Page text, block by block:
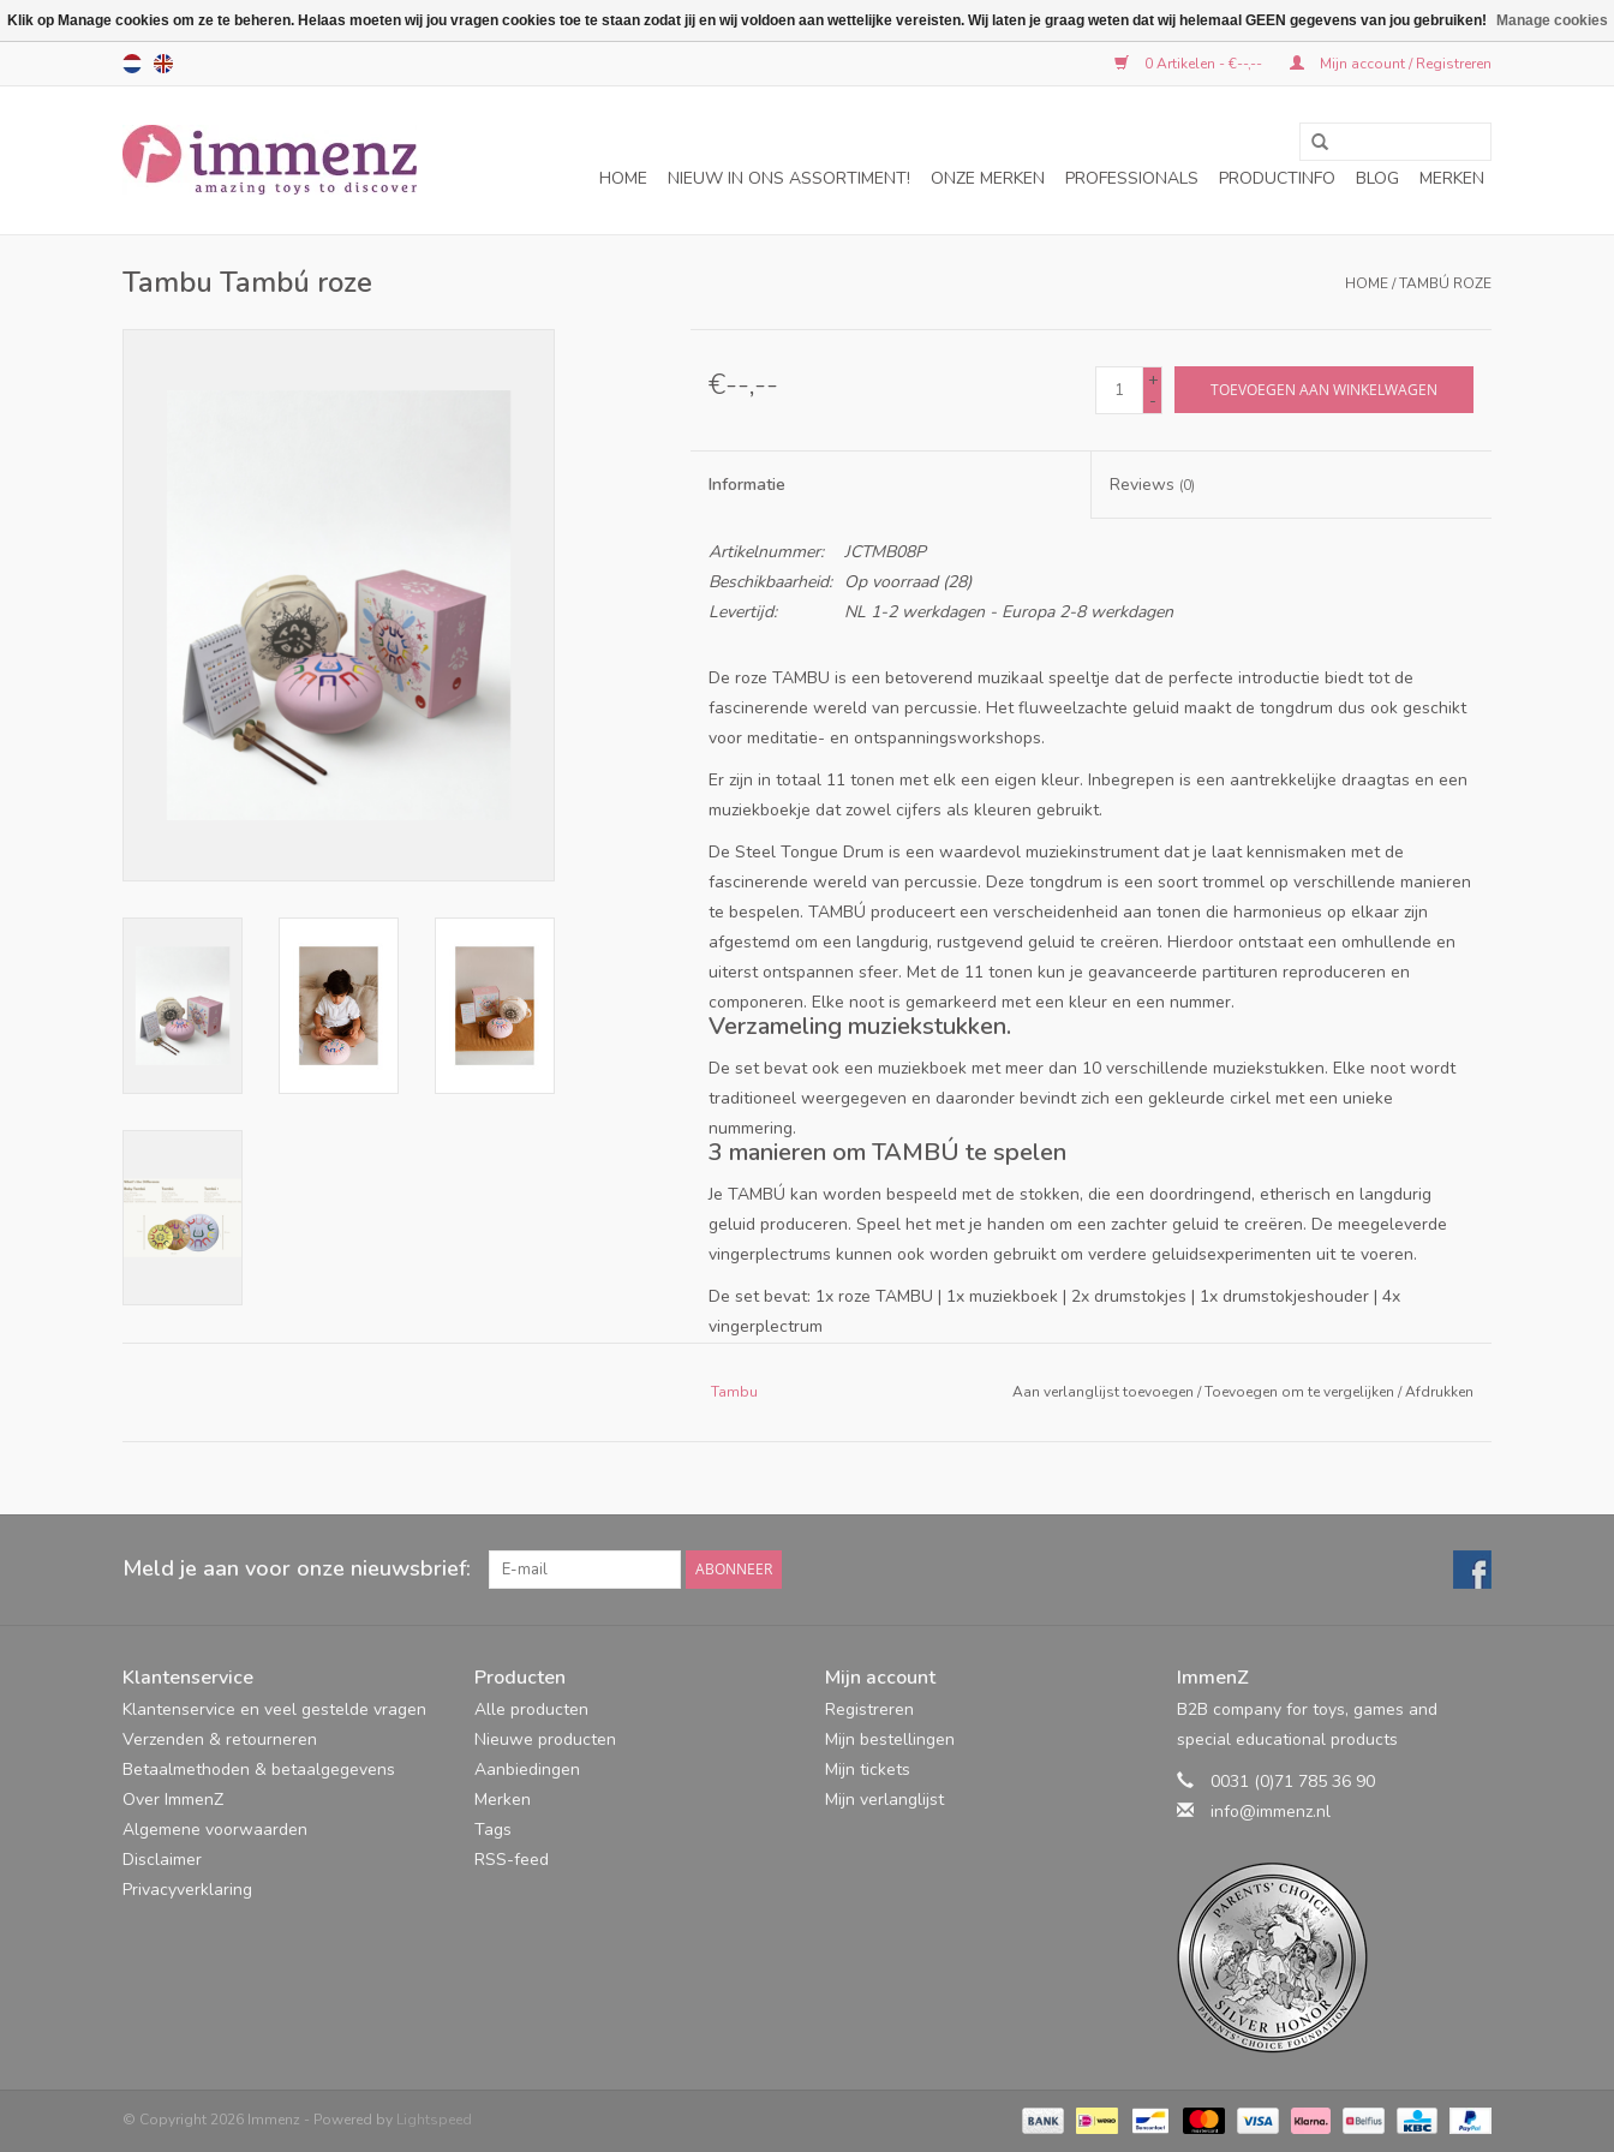
0 Artikelen - €--,-- Mijn account / Registreren
HOME NIEUW IN ONS ASSORTIMENT! ONZE MERKEN PROFESSIONALS PRODUCTINFO BLOG MERKEN
Tambu Tambú roze HOME/TAMBÚ ROZE
€--,--
+
-
TOEVOEGEN AAN WINKELWAGEN
Informatie Reviews (0)
Artikelnummer:
JCTMB08P
Beschikbaarheid:
Op voorraad(28)
Levertijd:
NL 1-2 werkdagen - Europa 2-8 werkdagen
De roze TAMBU is een betoverend muzikaal speeltje dat de perfecte introductie biedt tot de
fascinerende wereld van percussie. Het fluweelzachte geluid maakt de tongdrum dus ook geschikt
voor meditatie- en ontspanningsworkshops.
Er zijn in totaal 11 tonen met elk een eigen kleur. Inbegrepen is een aantrekkelijke draagtas en een
muziekboekje dat zowel cijfers als kleuren gebruikt.
De Steel Tongue Drum is een waardevol muziekinstrument dat je laat kennismaken met de
fascinerende wereld van percussie. Deze tongdrum is een soort trommel op verschillende manieren
te bespelen. TAMBÚ produceert een verscheidenheid aan tonen die harmonieus op elkaar zijn
afgestemd om een ​​langdurig, rustgevend geluid te creëren. Hierdoor ontstaat een omhullende en
uiterst ontspannen sfeer. Met de 11 tonen kun je geavanceerde partituren reproduceren en
componeren. Elke noot is gemarkeerd met een kleur en een nummer.
Verzameling muziekstukken.
De set bevat ook een muziekboek met meer dan 10 verschillende muziekstukken. Elke noot wordt
traditioneel weergegeven en daaronder bevindt zich een gekleurde cirkel met een unieke
nummering.
3 manieren om TAMBÚ te spelen
Je TAMBÚ kan worden bespeeld met de stokken, die een doordringend, etherisch en langdurig
geluid produceren. Speel het met je handen om een ​​zachter geluid te creëren. De meegeleverde
vingerplectrums kunnen ook worden gebruikt om verdere geluidsexperimenten uit te voeren.
De set bevat: 1x roze TAMBU | 1x muziekboek | 2x drumstokjes | 1x drumstokjeshouder | 4x
vingerplectrum
Tambú is een bijzonder muziekinstrument waarmee mensen van alle leeftijden, en met name
Tambú produceert altijd een harmonieus geluid, wat een ontspannende sfeer creëert. In
tegenstelling tot andere instrumenten die schel kunnen zijn, is het zachte, omhullende geluid van
Tambú aangenaam voor zowel degenen die het bespelen als degenen die ernaar luisteren. De
De Tambu is beschikbaar in 3 maten:
De baby Tambu is de kleinere versie van de klassieke Tambu. Deze is kleiner van formaat, bevat 8
noten in plaats van 11 en is daarmee simpeler en goedkoper. Doordat deze tambu kleiner is klinkt
hij ook wat scheller en minder diep.
De originele Tambu bevat 11 noten en heeft een mooie diepe klank. Hij is beschikbaar in 8 kleuren.
Deze extra grote variant van de Tambu bevat net zoals de klassieke 11 noten. Door het grotere
formaat klinkt deze Tambu echter nog mooier en dieper, daarmee is hij extra goed te gebruiken voor
oudere kinderen die echt graag muziek willen maken, voor volwassenen of voor workshops en
Dankzij de kleur- en nummercode en 8/11 noten, stelt Tambú je in staat om magische melodieën te
Tambu Aan verlanglijst toevoegen /Toevoegen om te vergelijken /Afdrukken
Meld je aan voor onze nieuwsbrief: ABONNEER
Klantenservice
Klantenservice en veel gestelde vragen
Verzenden & retourneren
Betaalmethoden & betaalgegevens
Over ImmenZ
Algemene voorwaarden
Disclaimer
Privacyverklaring
Producten
Alle producten
Nieuwe producten
Aanbiedingen
Merken
Tags
RSS-feed
Mijn account
Registreren
Mijn bestellingen
Mijn tickets
Mijn verlanglijst
ImmenZ
B2B company for toys, games and
special educational products
0031 (0)71 785 36 90
info@immenz.nl
© Copyright 2026 Immenz - Powered by Lightspeed
Klik op Manage cookies om ze te beheren. Helaas moeten wij jou vragen cookies toe te staan zodat jij en wij voldoen aan wettelijke vereisten. Wij laten je graag weten dat wij helemaal GEEN gegevens van jou gebruiken! Manage cookies